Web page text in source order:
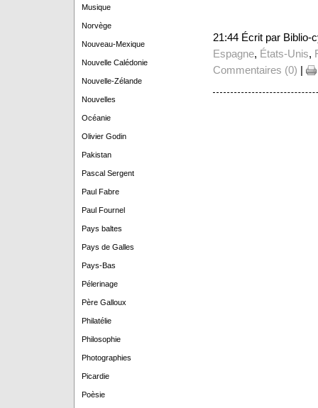
Musique
Norvège
Nouveau-Mexique
Nouvelle Calédonie
Nouvelle-Zélande
Nouvelles
Océanie
Olivier Godin
Pakistan
Pascal Sergent
Paul Fabre
Paul Fournel
Pays baltes
Pays de Galles
Pays-Bas
Pélerinage
Père Galloux
Philatélie
Philosophie
Photographies
Picardie
Poèsie
21:44 Écrit par Biblio-
Espagne, États-Unis,
Commentaires (0) |